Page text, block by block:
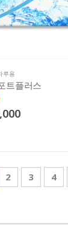
루용
트플러스
5
2 3 4